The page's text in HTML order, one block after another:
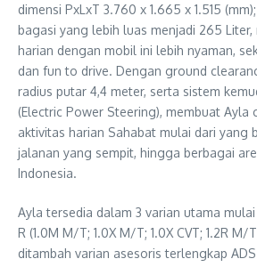
dimensi PxLxT 3.760 x 1.665 x 1.515
bagasi yang lebih luas menjadi 265
harian dengan mobil ini lebih nyaman,
dan fun to drive. Dengan ground
radius putar 4,4 meter, serta sistem
(Electric Power Steering), membuat Ayla
aktivitas harian Sahabat mulai dari yang
jalanan yang sempit, hingga berbagai
Indonesia.
Ayla tersedia dalam 3 varian utama mulai
R (1.0M M/T; 1.0X M/T; 1.0X CVT; 1.2R M/
ditambah varian asesoris terlengkap